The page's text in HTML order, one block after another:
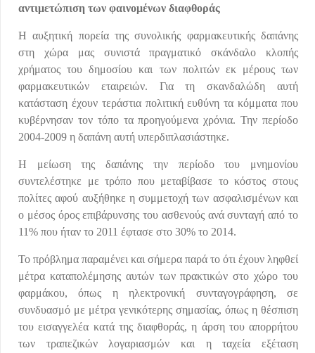
αντιμετώπιση των φαινομένων διαφθοράς
Η αυξητική πορεία της συνολικής φαρμακευτικής δαπάνης
στη χώρα μας συνιστά πραγματικό σκάνδαλο κλοπής
χρήματος του δημοσίου και των πολιτών εκ μέρους των
φαρμακευτικών εταιρειών. Για τη σκανδαλώδη αυτή
κατάσταση έχουν τεράστια πολιτική ευθύνη τα κόμματα που
κυβέρνησαν τον τόπο τα προηγούμενα χρόνια. Την περίοδο
2004-2009 η δαπάνη αυτή υπερδιπλασιάστηκε.
Η μείωση της δαπάνης την περίοδο του μνημονίου
συντελέστηκε με τρόπο που μεταβίβασε το κόστος στους
πολίτες αφού αυξήθηκε η συμμετοχή των ασφαλισμένων και
ο μέσος όρος επιβάρυνσης του ασθενούς ανά συνταγή από το
11% που ήταν το 2011 έφτασε στο 30% το 2014.
Το πρόβλημα παραμένει και σήμερα παρά το ότι έχουν ληφθεί
μέτρα καταπολέμησης αυτών των πρακτικών στο χώρο του
φαρμάκου, όπως η ηλεκτρονική συνταγογράφηση, σε
συνδυασμό με μέτρα γενικότερης σημασίας, όπως η θέσπιση
του εισαγγελέα κατά της διαφθοράς, η άρση του απορρήτου
των τραπεζικών λογαριασμών και η ταχεία εξέταση